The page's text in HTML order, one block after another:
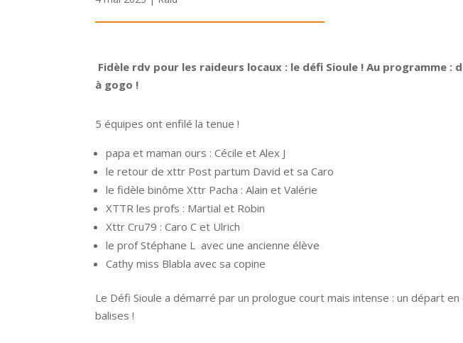
Fidèle rdv pour les raideurs locaux : le défi Sioule ! Au programme
à gogo !
5 équipes ont enfilé la tenue !
papa et maman ours : Cécile et Alex J
le retour de xttr Post partum David et sa Caro
le fidèle binôme Xttr Pacha : Alain et Valérie
XTTR les profs : Martial et Robin
Xttr Cru79 : Caro C et Ulrich
le prof Stéphane L avec une ancienne élève
Cathy miss Blabla avec sa copine
Le Défi Sioule a démarré par un prologue court mais intense : un départ
balises !